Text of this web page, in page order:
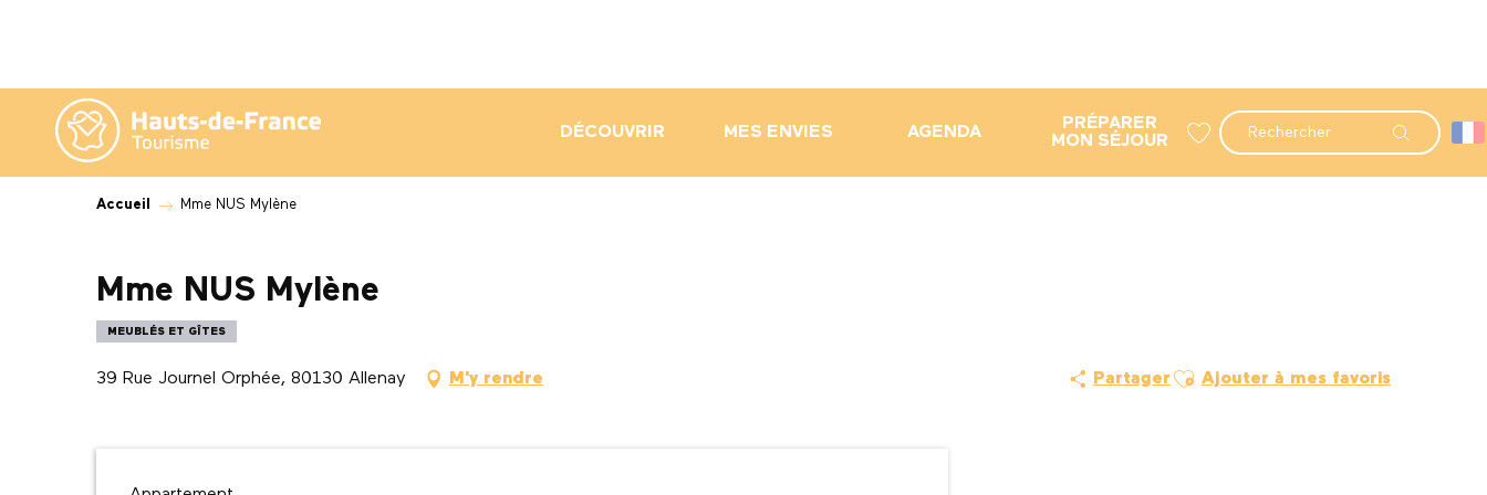
contenu
principal
Recherche
DÉCOUVRIR MES ENVIES AGENDA
PRÉPARER
MON SÉJOUR
Accueil Mme NUS Mylène
Mme NUS Mylène
MEUBLÉS ET GÎTES
39 Rue Journel Orphée, 80130 Allenay M'y rendre Partager Ajouter aux favoris
Ajouter à mes favoris
Description